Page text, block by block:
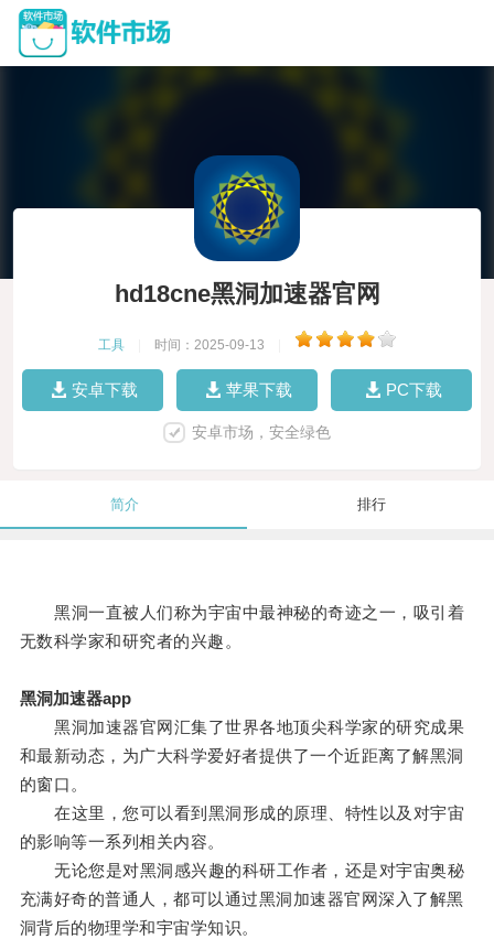
hd18cne黑洞加速器官网
工具 时间：2025-09-13
安卓下载 苹果下载 PC下载
安卓市场，安全绿色
简介 排行
黑洞一直被人们称为宇宙中最神秘的奇迹之一，吸引着
无数科学家和研究者的兴趣。
黑洞加速器app
黑洞加速器官网汇集了世界各地顶尖科学家的研究成果
和最新动态，为广大科学爱好者提供了一个近距离了解黑洞
的窗口。
在这里，您可以看到黑洞形成的原理、特性以及对宇宙
的影响等一系列相关内容。
无论您是对黑洞感兴趣的科研工作者，还是对宇宙奥秘
充满好奇的普通人，都可以通过黑洞加速器官网深入了解黑
洞背后的物理学和宇宙学知识。